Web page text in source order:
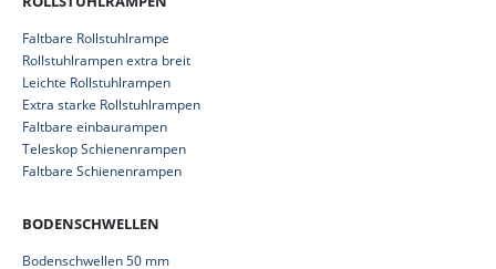
Faltbare Rollstuhlrampe
Rollstuhlrampen extra breit
Leichte Rollstuhlrampen
Extra starke Rollstuhlrampen
Faltbare einbaurampen
Teleskop Schienenrampen
Faltbare Schienenrampen
BODENSCHWELLEN
Bodenschwellen 50 mm